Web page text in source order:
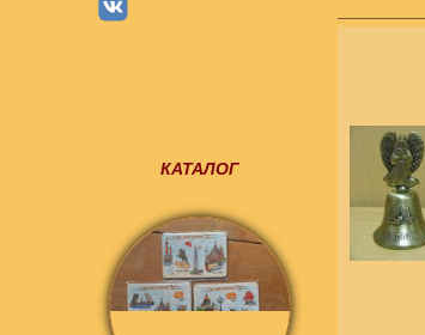
КАТАЛОГ